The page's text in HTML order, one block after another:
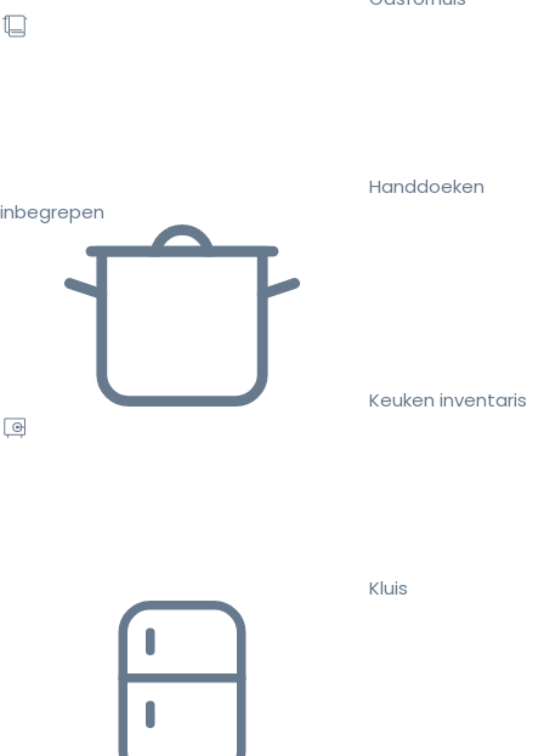
Handdoeken
inbegrepen
Keuken inventaris
Kluis